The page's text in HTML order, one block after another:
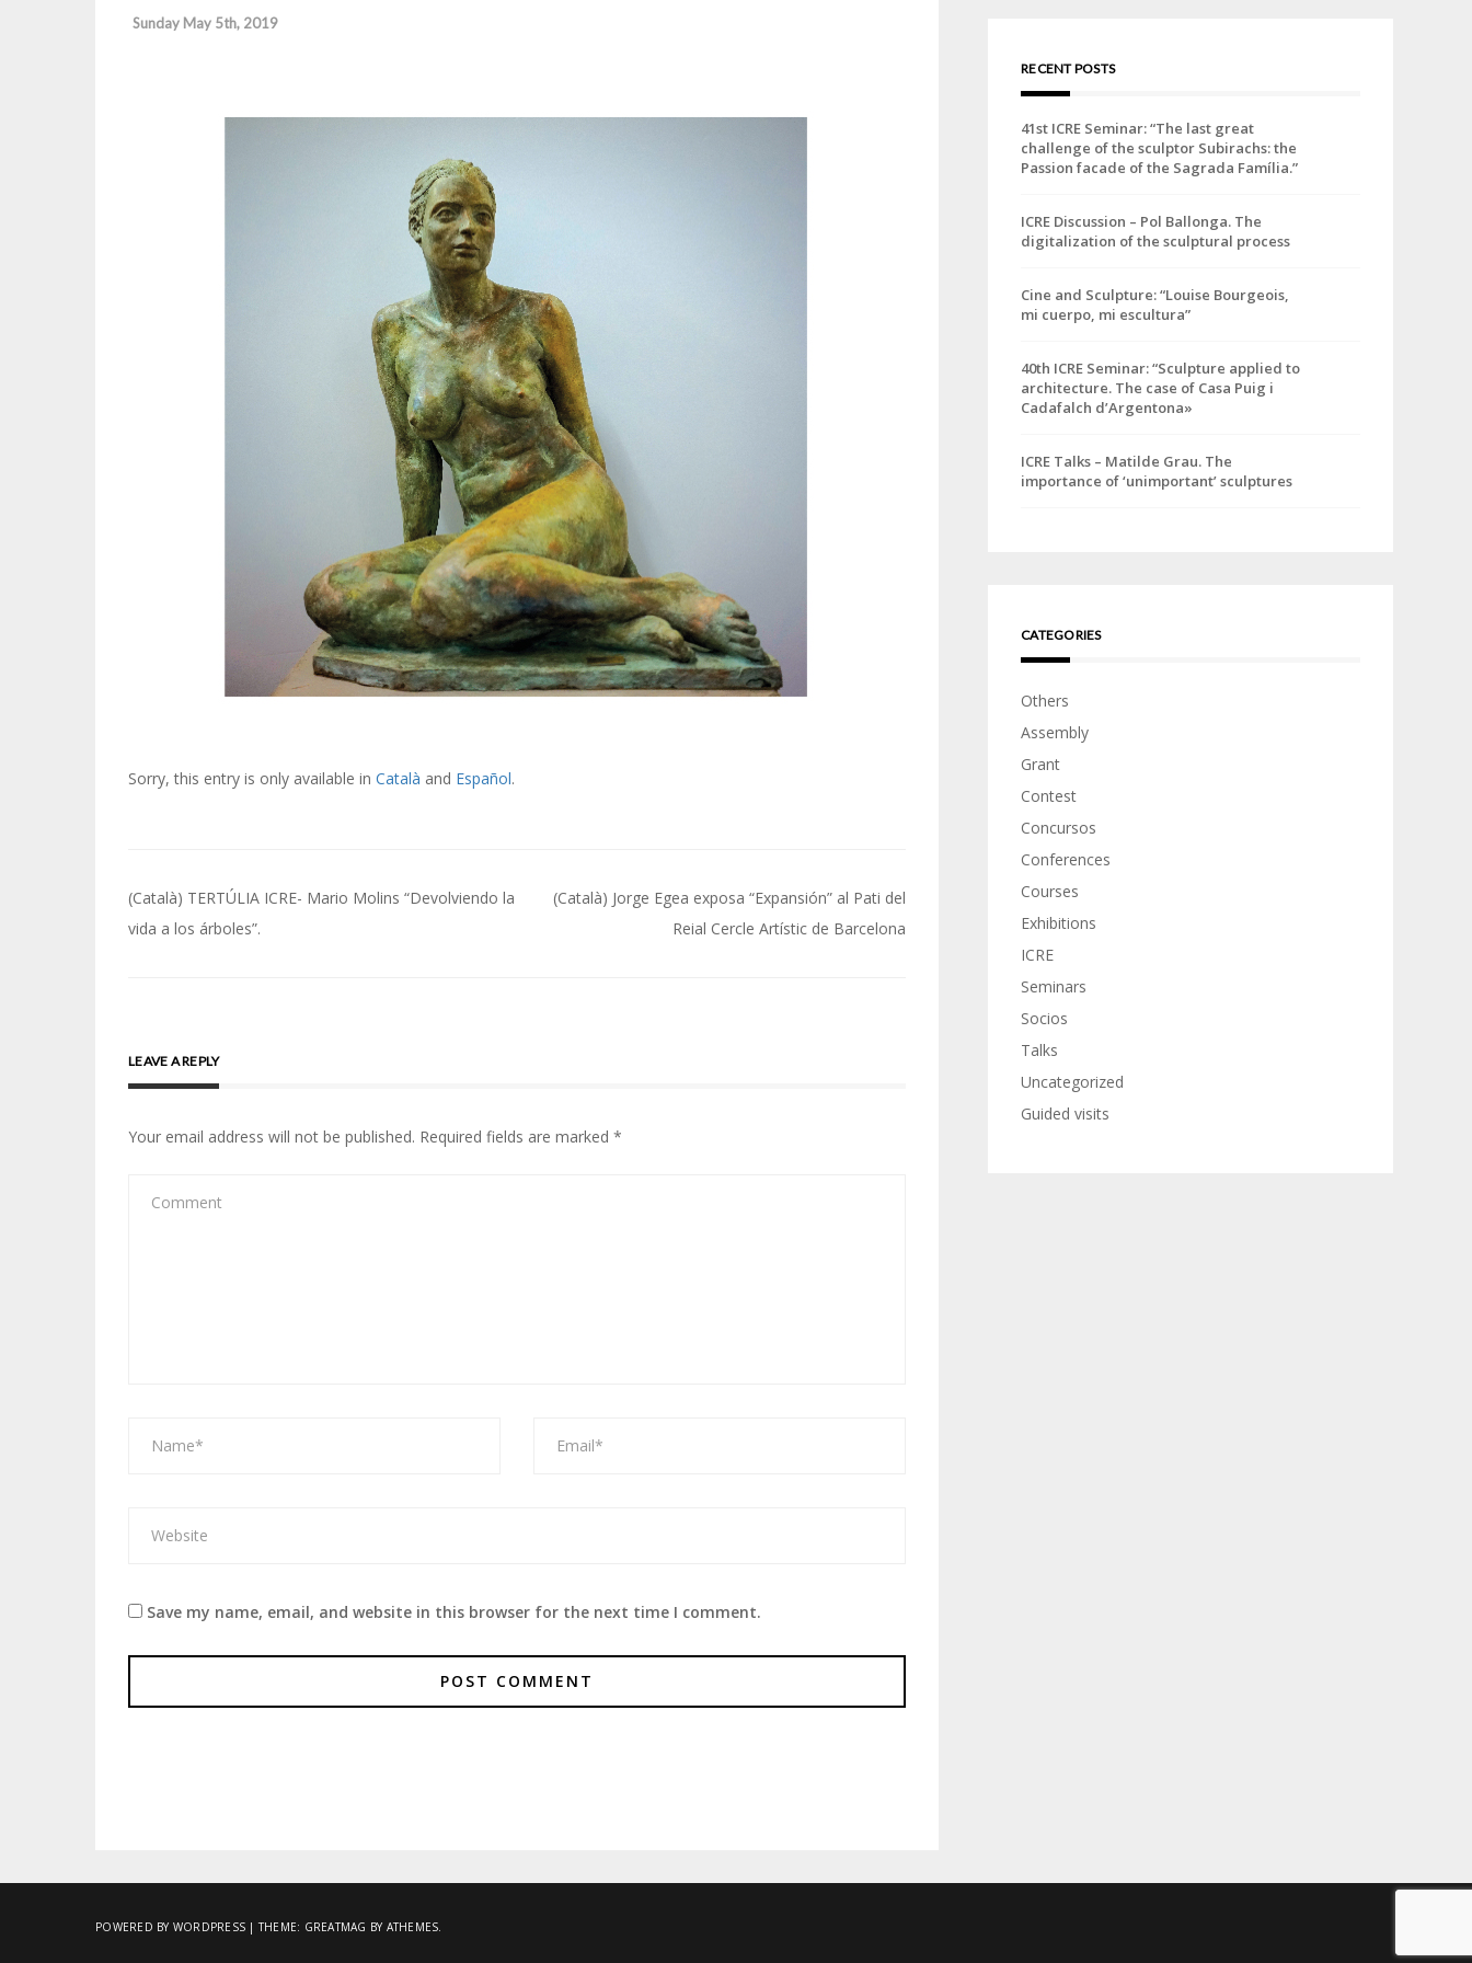
Sunday May 5th, 2019
Sorry, this entry is only available in Català and Español.
Post
navigation
(Català) TERTÚLIA ICRE- Mario Molins “Devolviendo la
vida a los árboles”.
(Català) Jorge Egea exposa “Expansión” al Pati del
Reial Cercle Artístic de Barcelona
LEAVE A REPLY
Your email address will not be published. Required fields are marked *
Save my name, email, and website in this browser for the next time I comment.
RECENT POSTS
41st ICRE Seminar: “The last great
challenge of the sculptor Subirachs: the
Passion facade of the Sagrada Família.”
ICRE Discussion – Pol Ballonga. The
digitalization of the sculptural process
Cine and Sculpture: “Louise Bourgeois,
mi cuerpo, mi escultura”
40th ICRE Seminar: “Sculpture applied to
architecture. The case of Casa Puig i
Cadafalch d’Argentona»
ICRE Talks – Matilde Grau. The
importance of ‘unimportant’ sculptures
CATEGORIES
Others
Assembly
Grant
Contest
Concursos
Conferences
Courses
Exhibitions
ICRE
Seminars
Socios
Talks
Uncategorized
Guided visits
POWERED BY WORDPRESS |THEME: GREATMAG BY ATHEMES.